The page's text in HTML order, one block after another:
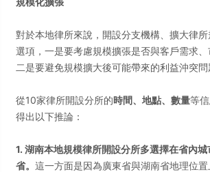
對於本地律所來說，開設分支機構、擴大律
選項，一是要考慮規模擴張是否與客戶需求、
二是要避免規模擴大後可能帶來的利益沖突問
從10家律所開設分所的時間、地點、數量等
得出以下推論：
1. 湖南本地規模律所開設分所多選擇在省內
省。 這一方面是因為廣東省與湖南省地理位